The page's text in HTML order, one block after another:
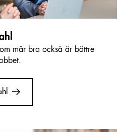
mår bra också är bättre